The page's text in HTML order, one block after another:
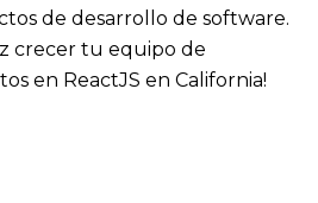
de desarrollo de software.
crecer tu equipo de
en ReactJS en California!